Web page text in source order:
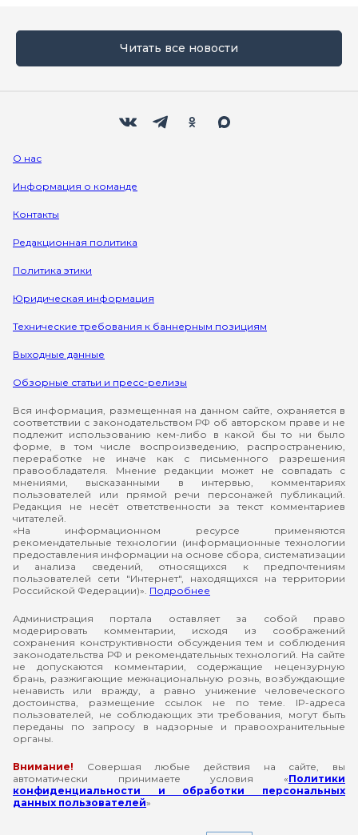
Читать все новости
О нас
Информация о команде
Контакты
Редакционная политика
Политика этики
Юридическая информация
Технические требования к баннерным позициям
Выходные данные
Обзорные статьи и пресс-релизы
Вся информация, размещенная на данном сайте, охраняется в
соответствии с законодательством РФ об авторском праве и не
подлежит использованию кем-либо в какой бы то ни было
форме, в том числе воспроизведению, распространению,
переработке не иначе как с письменного разрешения
правообладателя. Мнение редакции может не совпадать с
мнениями, высказанными в интервью, комментариях
пользователей или прямой речи персонажей публикаций.
Редакция не несёт ответственности за текст комментариев
читателей.
«На информационном ресурсе применяются
рекомендательные технологии (информационные технологии
предоставления информации на основе сбора, систематизации
и анализа сведений, относящихся к предпочтениям
пользователей сети "Интернет", находящихся на территории
Российской Федерации)». Подробнее
Администрация портала оставляет за собой право
модерировать комментарии, исходя из соображений
сохранения конструктивности обсуждения тем и соблюдения
законодательства РФ и рекомендательных технологий. На сайте
не допускаются комментарии, содержащие нецензурную
брань, разжигающие межнациональную рознь, возбуждающие
ненависть или вражду, а равно унижение человеческого
достоинства, размещение ссылок не по теме. IP-адреса
пользователей, не соблюдающих эти требования, могут быть
переданы по запросу в надзорные и правоохранительные
органы.
Внимание! Совершая любые действия на сайте, вы
автоматически принимаете условия «Политики
конфиденциальности и обработки персональных
данных пользователей»